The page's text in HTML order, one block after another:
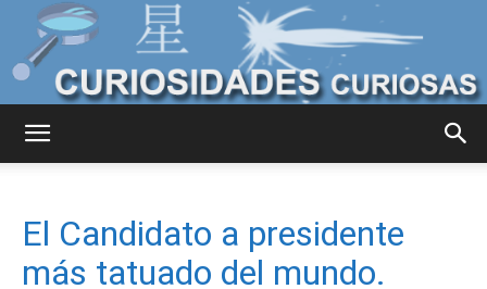
Curiosas
El Candidato a presidente
más tatuado del mundo.